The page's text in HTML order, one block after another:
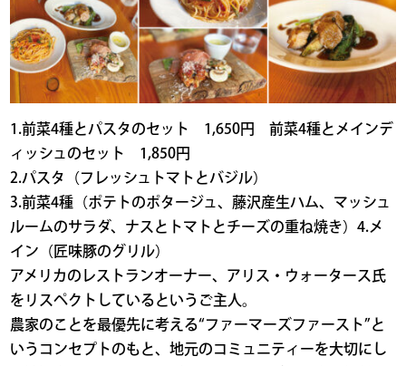
1.前菜4種とパスタのセット 1,650円 前菜4種とメインデ
ィッシュのセット 1,850円
2.パスタ（フレッシュトマトとバジル）
3.前菜4種（ポテトのポタージュ、藤沢産生ハム、マッシュ
ルームのサラダ、ナスとトマトとチーズの重ね焼き）4.メ
イン（匠味豚のグリル）
アメリカのレストランオーナー、アリス・ウォータース氏
をリスペクトしているというご主人。
農家のことを最優先に考える“ファーマーズファースト”と
いうコンセプトのもと、地元のコミュニティーを大切にし